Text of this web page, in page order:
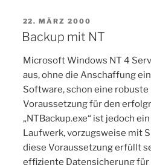
VERÖFFENTLICHT
AM
22. MÄRZ 2000
Backup mit NT
Microsoft Windows NT 4
aus, ohne die Anschaffung
Software, schon eine
Voraussetzung für den
„NTBackup.exe“ ist jedoch
Laufwerk, vorzugsweise mit
diese Voraussetzung erfüllt
effiziente Datensicherung